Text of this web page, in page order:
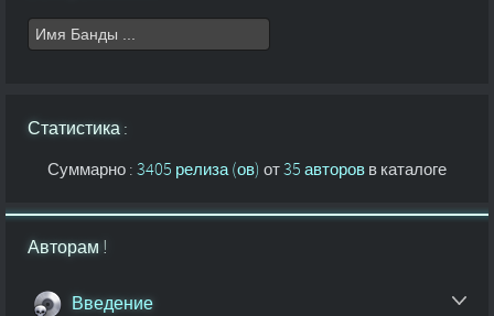
Статистика :
Суммарно : 3405 релиза (ов) от35 авторов в каталоге
Авторам !
Введение